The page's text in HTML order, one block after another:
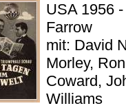
USA 1956
Farrow
mit: David
Morley,
Coward,
Williams